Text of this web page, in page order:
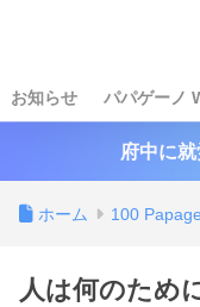
お知らせ パパゲーノ
府中に
ホーム 100
人は何のため